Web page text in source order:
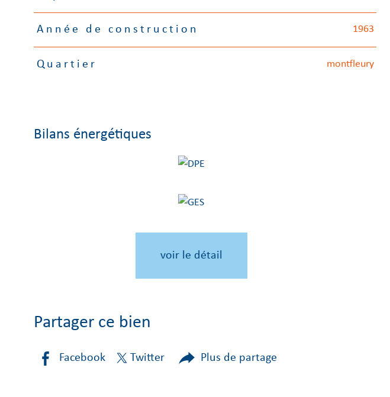
Année de construction 1963
Quartier montfleury
Bilans énergétiques
voir le détail
Partager ce bien
Facebook Twitter Plus de partage